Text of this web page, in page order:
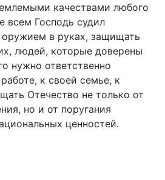
качествами любого
всем Господь судил
в руках, защищать
людей, которые доверены
нужно ответственно
к своей семье, к
Отечество не только от
но и от поругания
ценностей.